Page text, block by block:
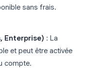
sans frais.
Enterprise) : La
et peut être activée
compte.